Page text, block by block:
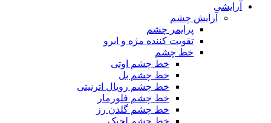
آرایشی
آرایش چشم
پرایمر چشم
تقویت کننده مژه و ابرو
خط چشم
خط چشم اوتی
خط چشم بل
خط چشم رویال اترنیتی
خط چشم فلورمار
خط چشم گلدن رز
خط چشم لچیک